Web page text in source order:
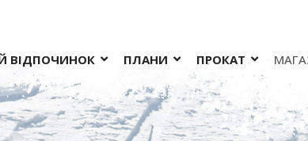
ВІДПОЧИНОК ПЛАНИ ПРОКАТ